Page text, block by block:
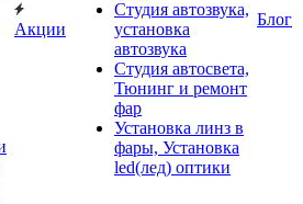
Акции
Студия автозвука,
установка
автозвука
Студия автосвета,
Тюнинг и ремонт
фар
Установка линз в
фары, Установка
led(лед) оптики
Блог